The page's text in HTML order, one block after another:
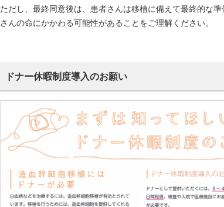
ただし、最終同意後は、患者さんは移植に備えて最終的な
さんの命にかかわる可能性があることをご理解ください。
ドナー休暇制度導入のお願い